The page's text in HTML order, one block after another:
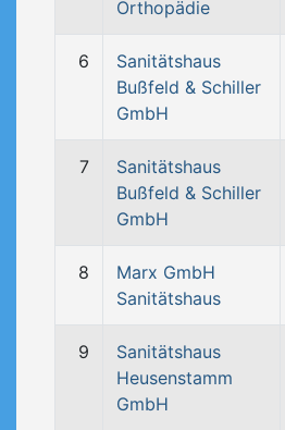
Orthopädie
6
Sanitätshaus
Bußfeld & Schiller
GmbH
7
Sanitätshaus
Bußfeld & Schiller
GmbH
8
Marx GmbH
Sanitätshaus
9
Sanitätshaus
Heusenstamm
GmbH